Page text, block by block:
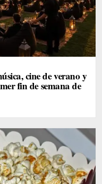
cine de verano y
fin de semana de